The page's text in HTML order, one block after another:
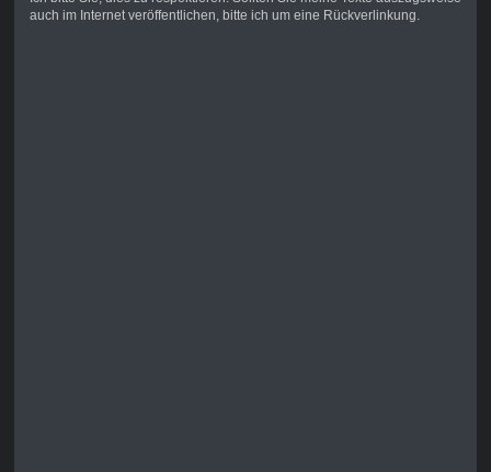
auch im Internet veröffentlichen, bitte ich um eine Rückverlinkung.